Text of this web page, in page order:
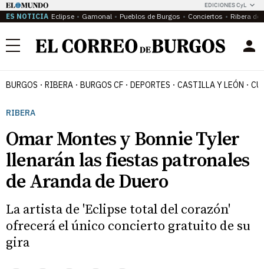
EDICIONES CyL
ES NOTICIA Eclipse Gamonal Pueblos de Burgos Conciertos Ribera del
Menú
BURGOS RIBERA BURGOS CF DEPORTES CASTILLA Y LEÓN
RIBERA
Omar Montes y Bonnie Tyler
llenarán las fiestas patronales
de Aranda de Duero
La artista de 'Eclipse total del corazón'
ofrecerá el único concierto gratuito de su
gira